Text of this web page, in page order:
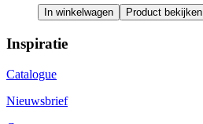
In winkelwagen Product bekijken
Inspiratie
Catalogue
Nieuwsbrief